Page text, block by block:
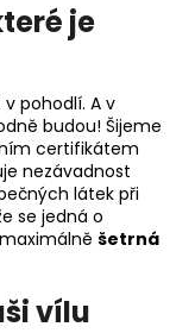
je
pohodlí. A v
budou! Šijeme
certifikátem
nezávadnost
látek při
se jedná o
šetrná
vílu